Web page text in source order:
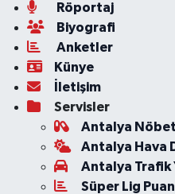
Röportaj
Biyografi
Anketler
Künye
İletişim
Servisler
Antalya
Antalya Hava
Antalya Trafik
Süper Lig